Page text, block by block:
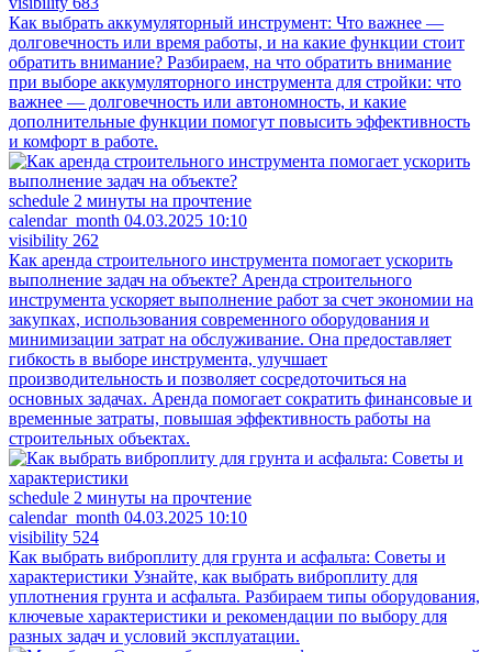
Как выбрать аккумуляторный инструмент: Что важнее —
долговечность или время работы, и на какие функции стоит
обратить внимание? Разбираем, на что обратить внимание
при выборе аккумуляторного инструмента для стройки: что
важнее — долговечность или автономность, и какие
дополнительные функции помогут повысить эффективность
и комфорт в работе.
schedule 2 минуты на прочтение
calendar_month 04.03.2025 10:10
visibility 262
Как аренда строительного инструмента помогает ускорить
выполнение задач на объекте? Аренда строительного
инструмента ускоряет выполнение работ за счет экономии на
закупках, использования современного оборудования и
минимизации затрат на обслуживание. Она предоставляет
гибкость в выборе инструмента, улучшает
производительность и позволяет сосредоточиться на
основных задачах. Аренда помогает сократить финансовые и
временные затраты, повышая эффективность работы на
строительных объектах.
schedule 2 минуты на прочтение
calendar_month 04.03.2025 10:10
visibility 524
Как выбрать виброплиту для грунта и асфальта: Советы и
характеристики Узнайте, как выбрать виброплиту для
уплотнения грунта и асфальта. Разбираем типы оборудования,
ключевые характеристики и рекомендации по выбору для
разных задач и условий эксплуатации.